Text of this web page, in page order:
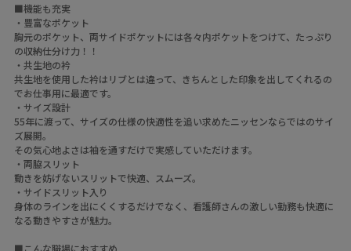
■機能も充実
・豊富なポケット
胸元のポケット、両サイドポケットには各々内ポケットをつけて、たっぷり
の収納仕分け力！！
・共生地の衿
共生地を使用した衿はリブとは違って、きちんとした印象を出してくれるの
でお仕事用に最適です。
・サイズ設計
55年に渡って、サイズの仕様の快適性を追い求めたニッセンならではのサイ
ズ展開。
その気心地よさは袖を通すだけで実感していただけます。
・両脇スリット
動きを妨げないスリットで快適、スムーズ。
・サイドスリット入り
身体のラインを出にくくするだけでなく、看護師さんの激しい勤務も快適に
なる動きやすさが魅力。
■こんな職場におすすめ